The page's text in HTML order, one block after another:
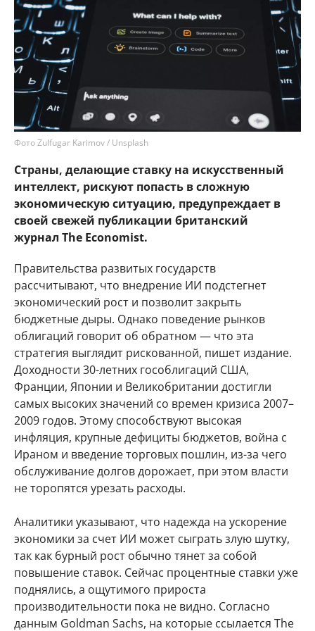
Фото Zulfugar Karimov / Unsplash
Страны, делающие ставку на искусственный
интеллект, рискуют попасть в сложную
экономическую ситуацию, предупреждает в
своей свежей публикации британский
журнал The Economist.
Правительства развитых государств
рассчитывают, что внедрение ИИ подстегнет
экономический рост и позволит закрыть
бюджетные дыры. Однако поведение рынков
облигаций говорит об обратном — что эта
стратегия выглядит рискованной, пишет издание.
Доходности 30-летних гособлигаций США,
Франции, Японии и Великобритании достигли
самых высоких значений со времен кризиса 2007–
2009 годов. Этому способствуют высокая
инфляция, крупные дефициты бюджетов, война с
Ираном и введение торговых пошлин, из-за чего
обслуживание долгов дорожает, при этом власти
не торопятся урезать расходы.
Аналитики указывают, что надежда на ускорение
экономики за счет ИИ может сыграть злую шутку,
так как бурный рост обычно тянет за собой
повышение ставок. Сейчас процентные ставки уже
поднялись, а ощутимого прироста
производительности пока не видно. Согласно
данным Goldman Sachs, на которые ссылается The